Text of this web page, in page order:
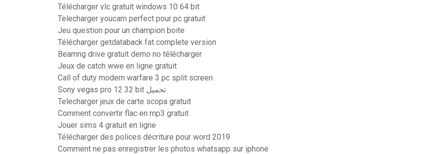
Télécharger vlc gratuit windows 10 64 bit
Telecharger youcam perfect pour pc gratuit
Jeu question pour un champion boite
Télécharger getdataback fat complete version
Beamng drive gratuit demo no télécharger
Jeux de catch wwe en ligne gratuit
Call of duty modern warfare 3 pc split screen
Sony vegas pro 12 32 bit تحميل
Telecharger jeux de carte scopa gratuit
Comment convertir flac en mp3 gratuit
Jouer sims 4 gratuit en ligne
Télécharger des polices décriture pour word 2019
Comment ne pas enregistrer les photos whatsapp sur iphone